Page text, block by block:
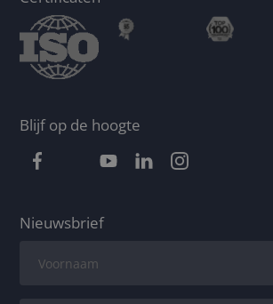
Blijf op de hoogte
Nieuwsbrief